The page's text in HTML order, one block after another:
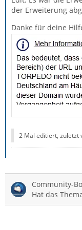
der Erweiterung
Danke für deine
2 Mal editiert, zuletzt
Community-
Hat das